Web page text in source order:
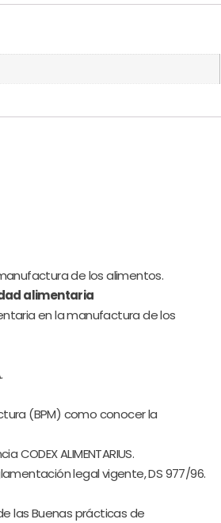
de los alimentos.
alimentaria
en la manufactura de los
(BPM) como conocer la
ALIMENTARIUS.
legal vigente, DS 977/96.
las Buenas prácticas de